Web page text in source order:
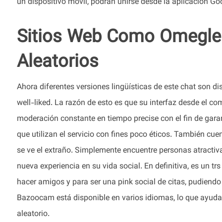
Sitios Web Como
Aleatorios
Ahora diferentes versiones lingüísticas de este chat son
well-liked. La razón de esto es que su interfaz desde el
moderación constante en tiempo precise con el fin de
que utilizan el servicio con fines poco éticos. También
se ve el extraño. Simplemente encuentre personas
nueva experiencia en su vida social. En definitiva, es un
hacer amigos y para ser una pink social de citas,
Bazoocam está disponible en varios idiomas, lo que
aleatorio.